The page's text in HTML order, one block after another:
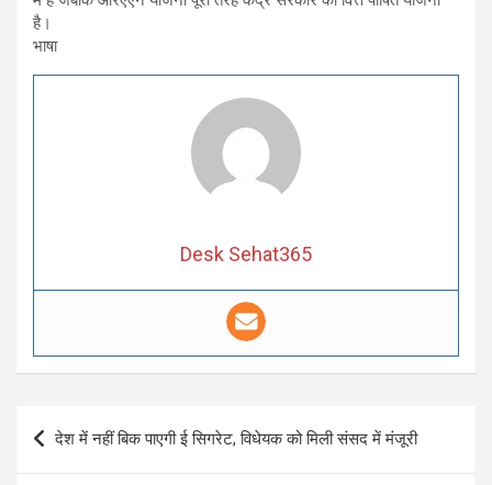
है।
भाषा
Desk Sehat365
Post
navigation
देश में नहीं बिक पाएगी ई सिगरेट, विधेयक को मिली संसद में मंजूरी